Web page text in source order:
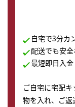
自宅で3分カ
配送でも安
最短即日入金
ご自宅に宅配
物を入れ、ご